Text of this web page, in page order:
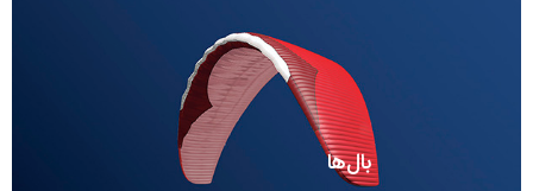
بال‌ها